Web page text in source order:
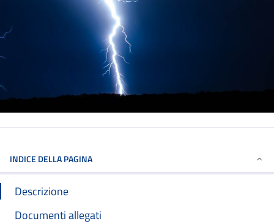
INDICE DELLA PAGINA
Descrizione
Documenti allegati